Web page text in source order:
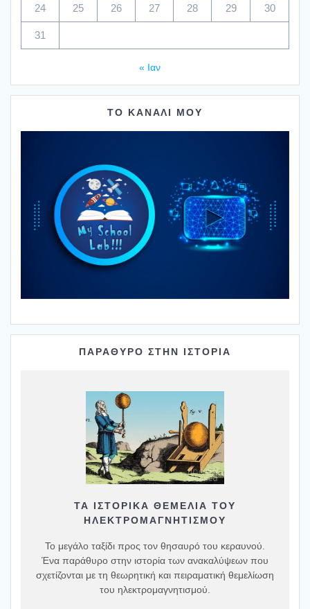
24 25 26 27 28 29 30
31
« Ιαν
ΤΟ ΚΑΝΑΛΙ ΜΟΥ
ΠΑΡΑΘΥΡΟ ΣΤΗΝ ΙΣΤΟΡΙΑ
ΤΑ ΙΣΤΟΡΙΚΆ ΘΕΜΈΛΙΑ ΤΟΥ
ΗΛΕΚΤΡΟΜΑΓΝΗΤΙΣΜΟΎ
Το μεγάλο ταξίδι προς τον θησαυρό του κεραυνού.
Ένα παράθυρο στην ιστορία των ανακαλύψεων που
σχετίζονται με τη θεωρητική και πειραματική θεμελίωση
του ηλεκτρομαγνητισμού.